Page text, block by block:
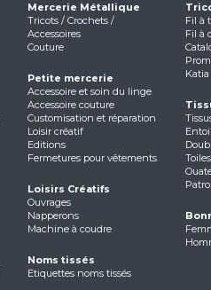
Mercerie Métallique
Tricots / Crochets /
Accessoires
Couture
Petite mercerie
Accessoire et soin du linge
Accessoire couture
Customisation et réparation
Loisir créatif
Editions
Fermetures pour vêtements
Loisirs Créatifs
Ouvrages
Napperons
Machine à coudre
Noms tissés
Etiquettes noms tissés
Fil à
Fil à